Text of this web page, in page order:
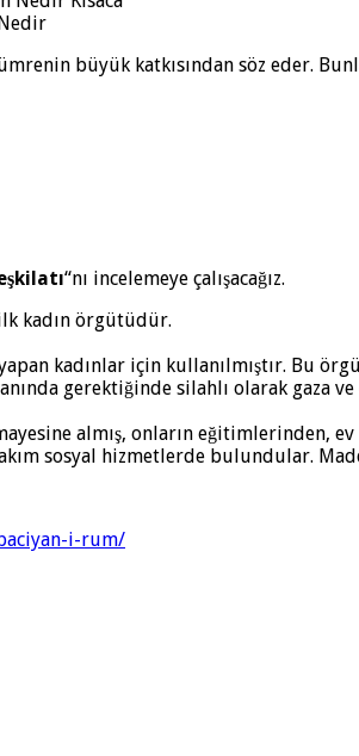
büyük katkısından söz eder.
“nı incelemeye çalışacağız.
kadın örgütüdür.
kadınlar için kullanılmıştır. Bu
gerektiğinde silahlı olarak gaza ve
almış, onların eğitimlerinden,
sosyal hizmetlerde bulundular.
i-rum/